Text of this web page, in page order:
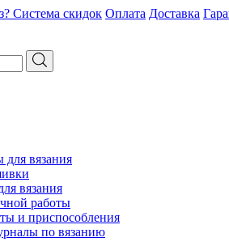
Система скидок Оплата Доставка
для вязания
вязания
работы
и приспособления
по вязанию